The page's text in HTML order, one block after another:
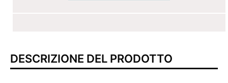
DESCRIZIONE DEL PRODOTTO